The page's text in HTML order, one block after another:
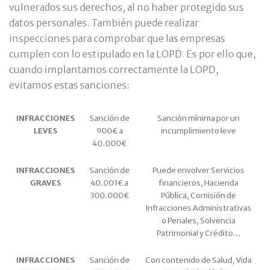
vulnerados sus derechos, al no haber protegido sus
datos personales. También puede realizar
inspecciones para comprobar que las empresas
cumplen con lo estipulado en la LOPD. Es por ello que,
cuando implantamos correctamente la LOPD,
evitamos estas sanciones:
INFRACCIONES
LEVES
Sanción de
900€ a
40.000€
Sanción mínima por un
incumplimiento leve
INFRACCIONES
GRAVES
Sanción de
40.001€ a
300.000€
Puede envolver Servicios
financieros, Hacienda
Pública, Comisión de
Infracciones Administrativas
o Penales, Solvencia
Patrimonial y Crédito…
INFRACCIONES
Sanción de
Con contenido de Salud, Vida